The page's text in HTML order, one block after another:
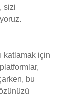
sizi
katlamak için
bu